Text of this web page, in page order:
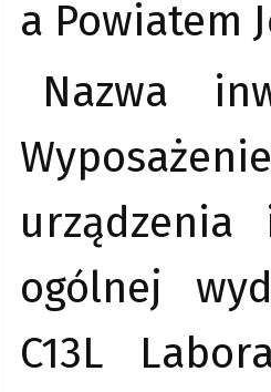
a Powiatem
Nazwa
ogólnej
C13L